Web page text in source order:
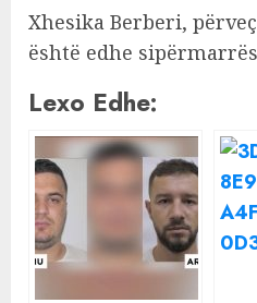
Xhesika Berberi,
është edhe
Lexo Edhe: